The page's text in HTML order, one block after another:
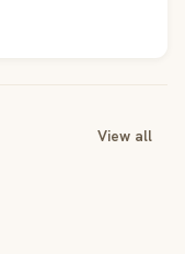
View all